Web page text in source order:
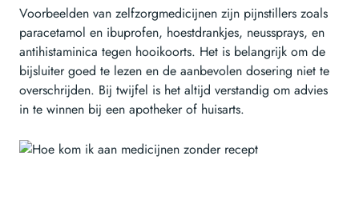
Voorbeelden van zelfzorgmedicijnen zijn pijnstillers zoals
paracetamol en ibuprofen, hoestdrankjes, neussprays, en
antihistaminica tegen hooikoorts. Het is belangrijk om de
bijsluiter goed te lezen en de aanbevolen dosering niet te
overschrijden. Bij twijfel is het altijd verstandig om advies
in te winnen bij een apotheker of huisarts.